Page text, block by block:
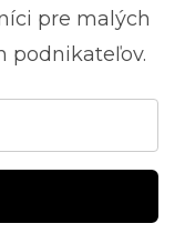
pre malých
podnikateľov.